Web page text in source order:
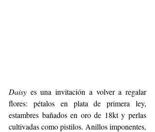
Daisy es una invitación a volver a regalar
flores: pétalos en plata de primera ley,
estambres bañados en oro de 18kt y perlas
cultivadas como pistilos. Anillos imponentes,